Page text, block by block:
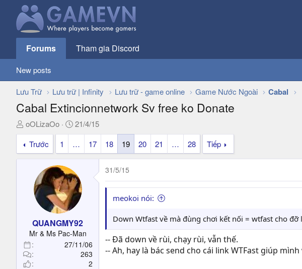
Forums Tham gia Discord
New posts
Lưu Trữ Lưu trữ | Infinity Lưu trữ - game online Game Nước Ngoài Cabal
Cabal Extincionnetwork Sv free ko Donate
T
h
e
e
r
oOLizaOo
N
g
à
y
ử
i
21/4/15
Trước
1 … 17 18 19 20 21 … 28 Tiếp
QUANGMY92
Mr & Ms Pac-Man
27/11/06
263
2
31/5/15
meokoi nói:
Down Wtfast về mà đùng chơi kết nối = wtfast cho đỡ
-- Đã down về rùi, chạy rùi, vẫn thế.
-- Ah, hay là bác send cho cái link WTFast giúp mình